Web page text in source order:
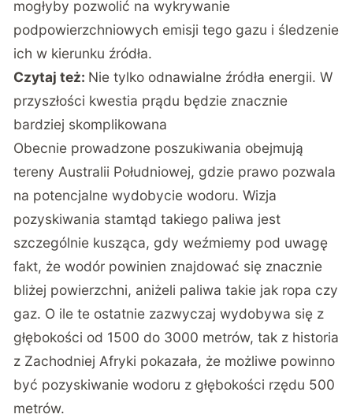
mogłyby pozwolić na wykrywanie
podpowierzchniowych emisji tego gazu i śledzenie
ich w kierunku źródła.
Czytaj też: Nie tylko odnawialne źródła energii. W
przyszłości kwestia prądu będzie znacznie
bardziej skomplikowana
Obecnie prowadzone poszukiwania obejmują
tereny Australii Południowej, gdzie prawo pozwala
na potencjalne wydobycie wodoru. Wizja
pozyskiwania stamtąd takiego paliwa jest
szczególnie kusząca, gdy weźmiemy pod uwagę
fakt, że wodór powinien znajdować się znacznie
bliżej powierzchni, aniżeli paliwa takie jak ropa czy
gaz. O ile te ostatnie zazwyczaj wydobywa się z
głębokości od 1500 do 3000 metrów, tak z historia
z Zachodniej Afryki pokazała, że możliwe powinno
być pozyskiwanie wodoru z głębokości rzędu 500
metrów.